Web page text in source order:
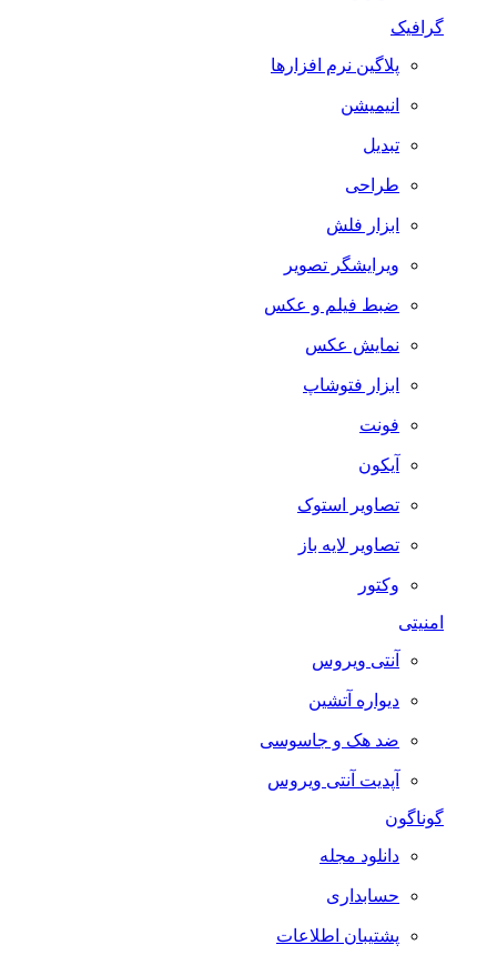
گرافیک
پلاگین نرم افزارها
انیمیشن
تبدیل
طراحی
ابزار فلش
ویرایشگر تصویر
ضبط فيلم و عكس
نمایش عکس
ابزار فتوشاپ
فونت
آیکون
تصاویر استوک
تصاویر لایه باز
وکتور
امنیتی
آنتی ویروس
دیواره آتشین
ضد هک و جاسوسی
آپدیت آنتی ویروس
گوناگون
دانلود مجله
حسابداری
پشتیبان اطلاعات